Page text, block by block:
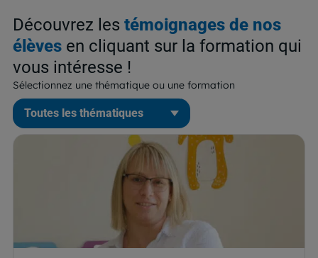
Découvrez les témoignages de nos
élèves en cliquant sur la formation qui
vous intéresse !
Sélectionnez une thématique ou une formation